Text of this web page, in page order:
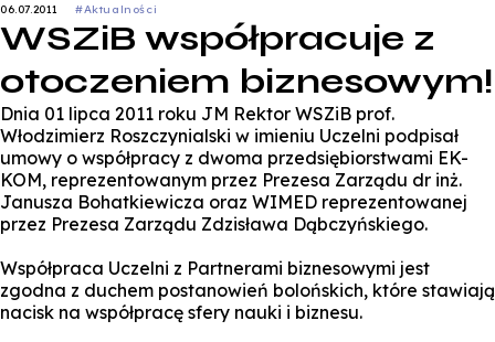
06.07.2011 #Aktualności
WSZiB współpracuje z
otoczeniem biznesowym!
Dnia 01 lipca 2011 roku JM Rektor WSZiB prof.
Włodzimierz Roszczynialski w imieniu Uczelni podpisał
umowy o współpracy z dwoma przedsiębiorstwami EK-
KOM, reprezentowanym przez Prezesa Zarządu dr inż.
Janusza Bohatkiewicza oraz WIMED reprezentowanej
przez Prezesa Zarządu Zdzisława Dąbczyńskiego.
Współpraca Uczelni z Partnerami biznesowymi jest
zgodna z duchem postanowień bolońskich, które stawiają
nacisk na współpracę sfery nauki i biznesu.